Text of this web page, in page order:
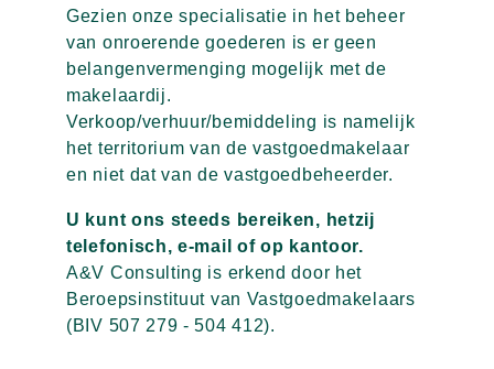
Gezien onze specialisatie in het beheer
van onroerende goederen is er geen
belangenvermenging mogelijk met de
makelaardij.
Verkoop/verhuur/bemiddeling is namelijk
het territorium van de vastgoedmakelaar
en niet dat van de vastgoedbeheerder.
U kunt ons steeds bereiken, hetzij
telefonisch, e-mail of op kantoor.
A&V Consulting is erkend door het
Beroepsinstituut van Vastgoedmakelaars
(BIV 507 279 - 504 412).